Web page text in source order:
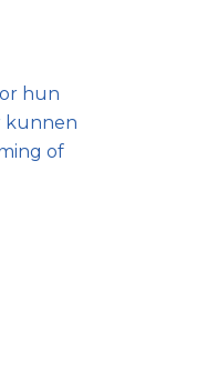
hun
kunnen
of